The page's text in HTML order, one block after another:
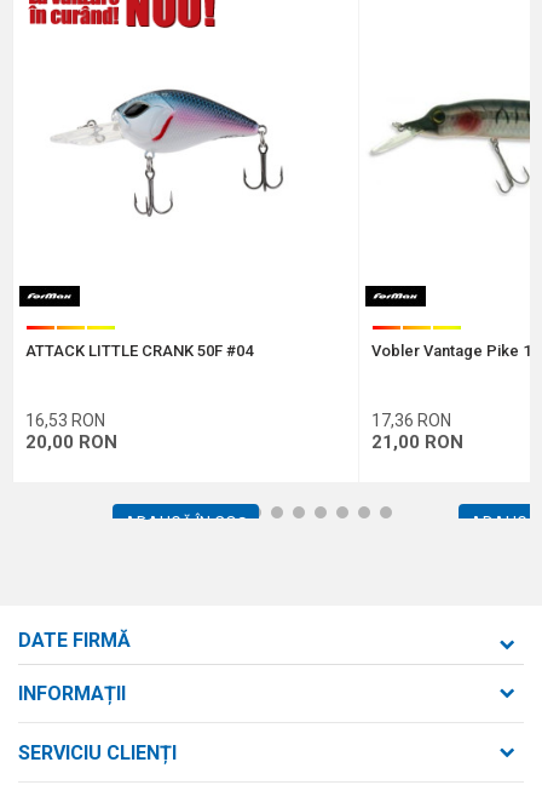
ATTACK LITTLE CRANK 50F #04
16,53 RON
20,00 RON
ADAUGĂ ÎN COȘ
Vobler Vantage Pike
17,36 RON
21,00 RON
ADAUGĂ
1 2 3 4 5 6 7 8 9 101112
DATE FIRMĂ
strada Bld. Mihai Viteazul nr. 169/B
INFORMAȚII
SERVICIU CLIENȚI